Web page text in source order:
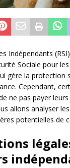
Indépendants
Sociale pour
gère la protection
Cependant,
ne pas payer
allons analyser
potentielles de